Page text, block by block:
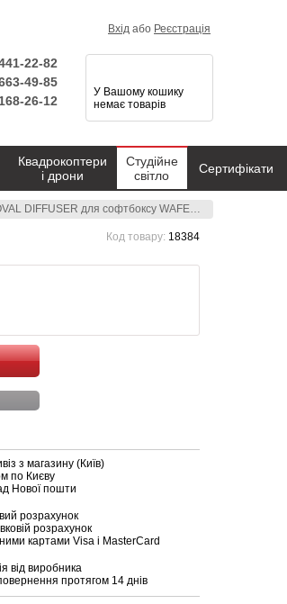
для софтбоксу WAFER 100 (BW-1977)
Код товару: 18384
з магазину (Київ)
по Києву
Нової пошти
розрахунок
розрахунок
картами Visa і MasterCard
від виробника
протягом 14 днів
Вхідабо Реєстрація
22-82
49-85
26-12
У Вашому кошику
немає товарів
Квадрокоптери
і дрони
Студійне
світло
Сертифікати